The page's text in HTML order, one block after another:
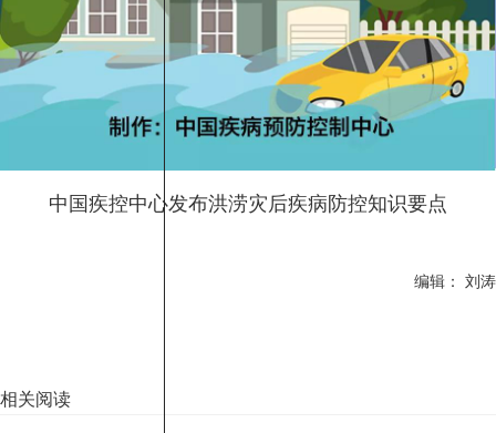
中国疾控中心发布洪涝灾后疾病防控知识要点
编辑： 刘涛
相关阅读